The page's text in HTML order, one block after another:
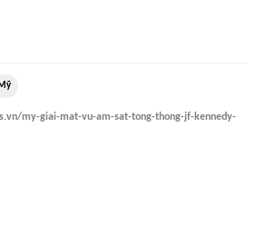
my-giai-mat-vu-am-sat-tong-thong-jf-kennedy-